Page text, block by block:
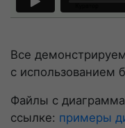
Все
с использованием
Файлы с
ссылке: примеры